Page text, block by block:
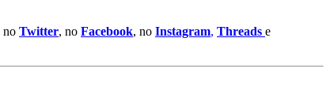
no Twitter, no Facebook, no Instagram, Threads e